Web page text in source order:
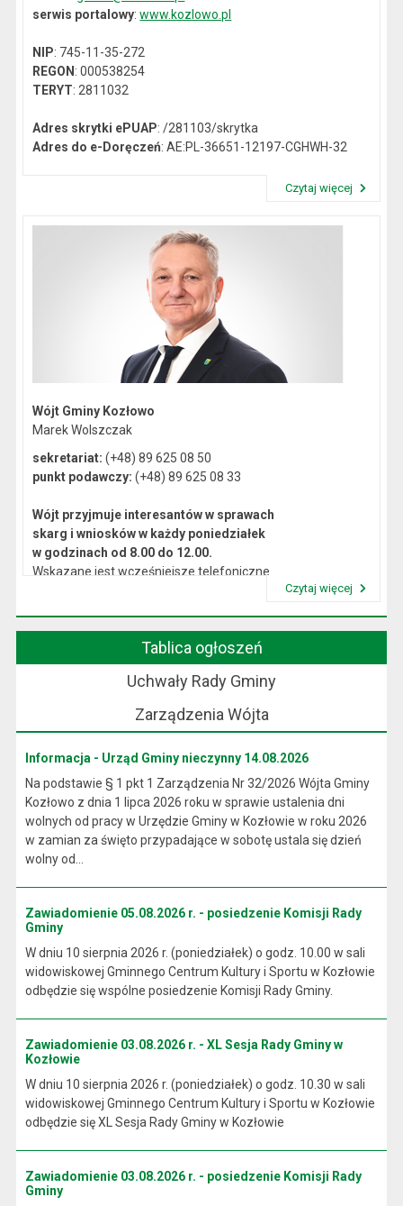
serwis portalowy:www.kozlowo.pl
NIP: 745-11-35-272
REGON: 000538254
TERYT: 2811032
Adres skrytki ePUAP: /281103/skrytka
Adres do e-Doręczeń: AE:PL-36651-12197-CGHWH-32
Czytaj więcej
Wójt Gminy Kozłowo
Marek Wolszczak
sekretariat: (+48) 89 625 08 50
punkt podawczy: (+48) 89 625 08 33
Wójt przyjmuje interesantów w sprawach
skarg i wniosków w każdy poniedziałek
w godzinach od 8.00 do 12.00.
Wskazane jest wcześniejsze telefoniczne
Czytaj więcej
Tablica ogłoszeń
Uchwały Rady Gminy
Zarządzenia Wójta
Informacja - Urząd Gminy nieczynny 14.08.2026
Na podstawie § 1 pkt 1 Zarządzenia Nr 32/2026 Wójta Gminy
Kozłowo z dnia 1 lipca 2026 roku w sprawie ustalenia dni
wolnych od pracy w Urzędzie Gminy w Kozłowie w roku 2026
w zamian za święto przypadające w sobotę ustala się dzień
wolny od...
Zawiadomienie 05.08.2026 r. - posiedzenie Komisji Rady
Gminy
W dniu 10 sierpnia 2026 r. (poniedziałek) o godz. 10.00 w sali
widowiskowej Gminnego Centrum Kultury i Sportu w Kozłowie
odbędzie się wspólne posiedzenie Komisji Rady Gminy.
Zawiadomienie 03.08.2026 r. - XL Sesja Rady Gminy w
Kozłowie
W dniu 10 sierpnia 2026 r. (poniedziałek) o godz. 10.30 w sali
widowiskowej Gminnego Centrum Kultury i Sportu w Kozłowie
odbędzie się XL Sesja Rady Gminy w Kozłowie
Zawiadomienie 03.08.2026 r. - posiedzenie Komisji Rady
Gminy